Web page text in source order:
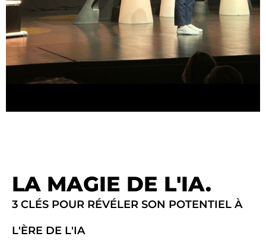
LA MAGIE DE L'IA.
3 CLÉS POUR RÉVÉLER SON POTENTIEL À
L'ÈRE DE L'IA